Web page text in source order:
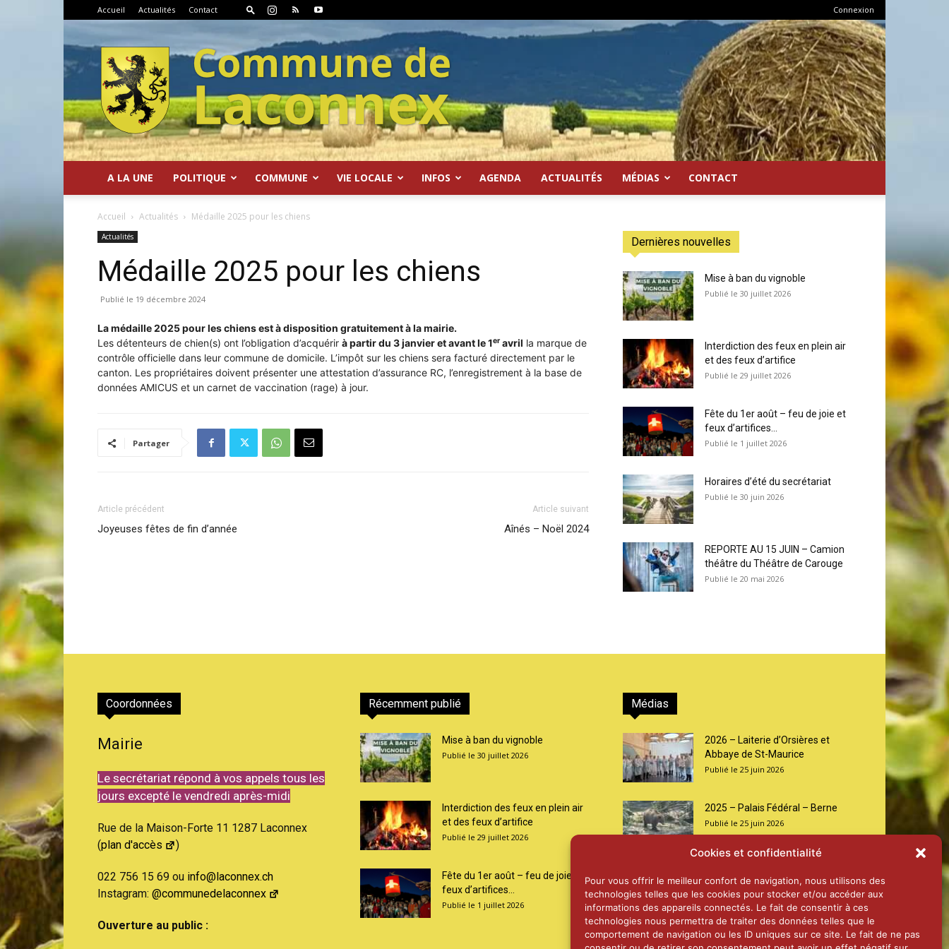
Cookies et confidentialité
Pour vous offrir le meilleur confort de navigation, nous utilisons des
technologies telles que les cookies pour stocker et/ou accéder aux
informations des appareils connectés. Le fait de consentir à ces
technologies nous permettra de traiter des données telles que le
comportement de navigation ou les ID uniques sur ce site. Le fait de ne pas
Connexion
Accueil Actualités Contact
Laconnex
A LA UNE POLITIQUE COMMUNE VIE LOCALE INFOS AGENDA ACTUALITÉS MÉDIAS CONTACT
Accueil Actualités Médaille 2025 pour les chiens
Actualités
Médaille 2025 pour les chiens
19 décembre 2024
La médaille 2025 pour les chiensest à disposition gratuitement à la mairie.
Les détenteurs de chien(s) ont l’obligation d’acquérir à partir du 3 janvier et avant le 1er avril la marque de
contrôle officielle dans leur commune de domicile. L’impôt sur les chiens sera facturé directement par le
canton. Les propriétaires doivent présenter une attestation d’assurance RC, l’enregistrement à la base de
données AMICUS et un carnet de vaccination (rage) à jour.
Partager
Article précédent
Joyeuses fêtes de fin d’année
Article suivant
Aînés – Noël 2024
Dernières nouvelles
Mise à ban du vignoble
30 juillet 2026
Interdiction des feux en plein air
et des feux d’artifice
29 juillet 2026
Fête du 1er août – feu de joie et
feux d’artifices...
1 juillet 2026
Horaires d’été du secrétariat
30 juin 2026
REPORTE AU 15 JUIN – Camion
théâtre du Théâtre de Carouge
20 mai 2026
Coordonnées
Mairie
Le secrétariat répond à vos appels tous les
jours excepté le vendredi après-midi
Rue de la Maison-Forte 11 1287 Laconnex
(plan d'accès )
022 756 15 69 ou info@laconnex.ch
Instagram: @communedelaconnex
Ouverture au public :
Récemment publié
Mise à ban du vignoble
30 juillet 2026
Interdiction des feux en plein air
et des feux d’artifice
29 juillet 2026
Fête du 1er août – feu de joie et
feux d’artifices...
1 juillet 2026
Médias
2026 – Laiterie d’Orsières et
Abbaye de St-Maurice
25 juin 2026
2025 – Palais Fédéral – Berne
25 juin 2026
Aînés – Noël 2024
14 janvier 2025